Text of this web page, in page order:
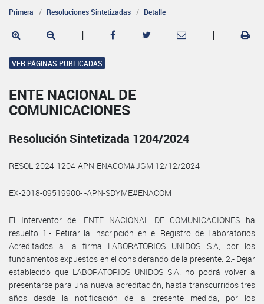
Primera Resoluciones Sintetizadas Detalle
| |
VER PÁGINAS PUBLICADAS
ENTE NACIONAL DE
COMUNICACIONES
Resolución Sintetizada 1204/2024
RESOL-2024-1204-APN-ENACOM#JGM 12/12/2024
EX-2018-09519900- -APN-SDYME#ENACOM
El Interventor del ENTE NACIONAL DE COMUNICACIONES ha
resuelto 1.- Retirar la inscripción en el Registro de Laboratorios
Acreditados a la firma LABORATORIOS UNIDOS S.A, por los
fundamentos expuestos en el considerando de la presente. 2.- Dejar
establecido que LABORATORIOS UNIDOS S.A. no podrá volver a
presentarse para una nueva acreditación, hasta transcurridos tres
años desde la notificación de la presente medida, por los